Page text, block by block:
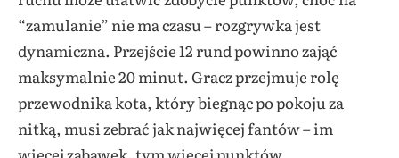
“zamulanie” nie ma czasu – rozgrywka jest
dynamiczna. Przejście 12 rund powinno zająć
maksymalnie 20 minut. Gracz przejmuje rolę
przewodnika kota, który biegnąc po pokoju za
nitką, musi zebrać jak najwięcej fantów – im